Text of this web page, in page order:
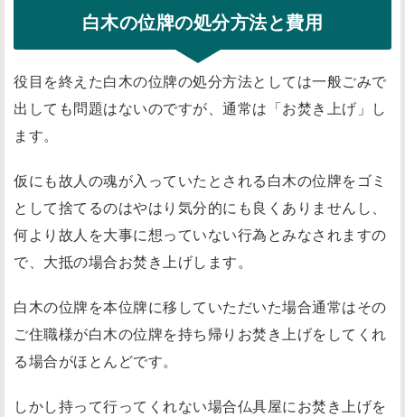
白木の位牌の処分方法と費用
役目を終えた白木の位牌の処分方法としては一般ごみで
出しても問題はないのですが、通常は「お焚き上げ」し
ます。
仮にも故人の魂が入っていたとされる白木の位牌をゴミ
として捨てるのはやはり気分的にも良くありませんし、
何より故人を大事に想っていない行為とみなされますの
で、大抵の場合お焚き上げします。
白木の位牌を本位牌に移していただいた場合通常はその
ご住職様が白木の位牌を持ち帰りお焚き上げをしてくれ
る場合がほとんどです。
しかし持って行ってくれない場合仏具屋にお焚き上げを